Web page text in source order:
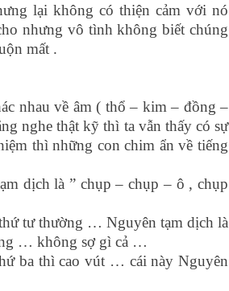
lại không có thiện cảm với nó
nhưng vô tình không biết chúng
mất .
nhau về âm ( thổ – kim – đồng –
nghe thật kỹ thì ta vẫn thấy có sự
thì những con chim ẩn về tiếng
dịch là ” chụp – chụp – ô , chụp
tư thường … Nguyên tạm dịch là
… không sợ gì cả …
ba thì cao vút … cái này Nguyên